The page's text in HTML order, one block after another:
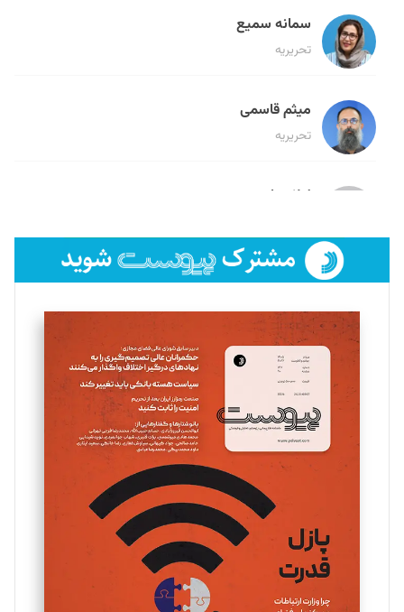
سمانه سمیع
تحریریه
میثم قاسمی
تحریریه
لیلا حنارود
فائزه فتحی رستمی
تحریریه
سروش کرمیان
تحریریه
مینا پاکدل
یسنا امان‌پور
تحریریه